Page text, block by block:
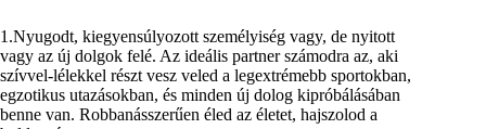
1.Nyugodt, kiegyensúlyozott személyiség vagy, de nyitott
vagy az új dolgok felé. Az ideális partner számodra az, aki
szívvel-lélekkel részt vesz veled a legextrémebb sportokban,
egzotikus utazásokban, és minden új dolog kipróbálásában
benne van. Robbanásszerűen éled az életet, hajszolod a